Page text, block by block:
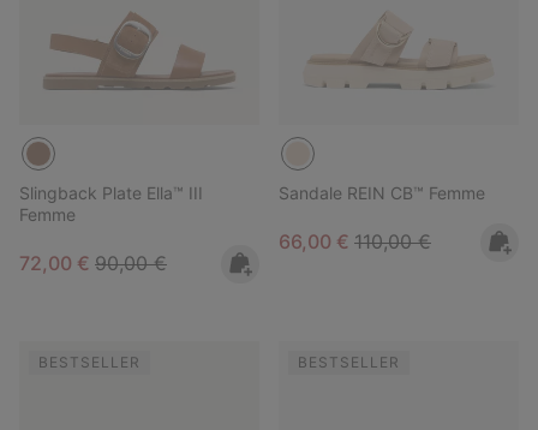
Slingback Plate Ella™ III
Femme
Sale price:
72,00 € Regular price:
90,00 €
Sandale REIN CB™ Femme
Sale price:
66,00 € Regular price:
110,00 €
BESTSELLER BESTSELLER